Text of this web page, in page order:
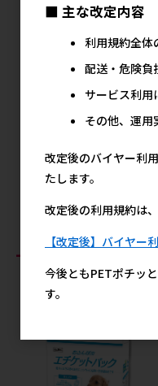
[イースター(直送)]プロステー
ジ ル･シャット 健康維持によ
る免疫の維持に配慮 1.2kg/1
ケース(6点) ※発注単位･最低
にご注意下さい
2,420円
す
おすすめ商品
■ 主な改定内容
利用規約全体
配送・危険負
サービス利用
その他、運用
改定後のバイヤー利
たします。
改定後の利用規約は
【改定後】バイヤー
今後ともPETポチッ
す。